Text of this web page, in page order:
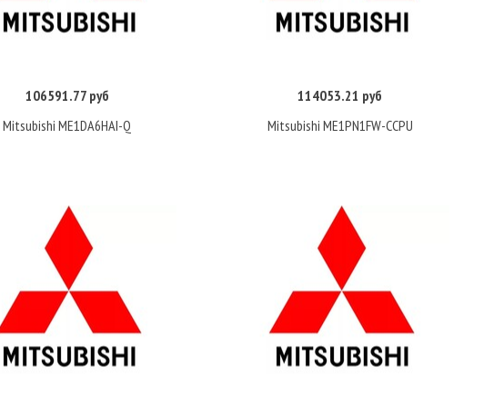
Купить
106591.77 руб
Mitsubishi ME1DA6HAI-Q
Купить
114053.21 руб
Mitsubishi ME1PN1FW-CCPU